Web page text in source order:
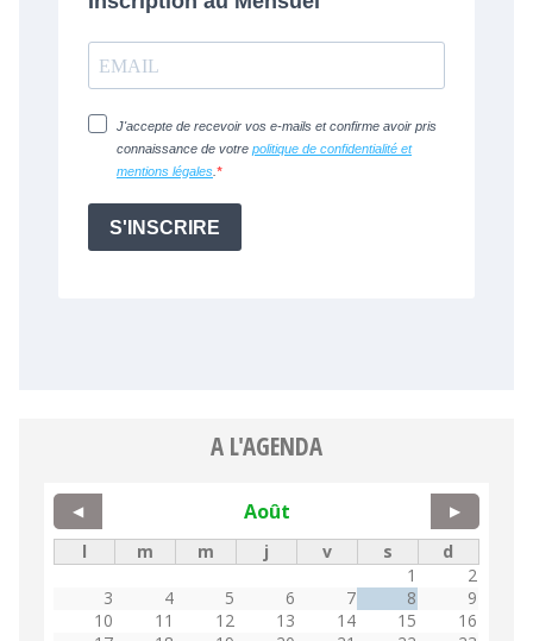
A L'AGENDA
Août
◀ ▶
l m m j v s
d
1
2
3
4 5 6 7 8
9
10
11 12 13 14 15
16